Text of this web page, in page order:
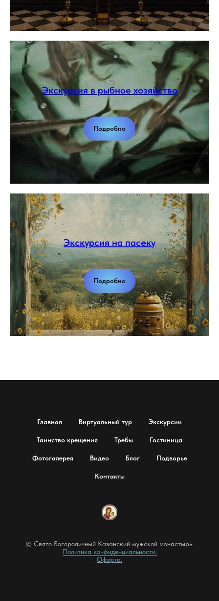
Экскурсия в рыбное хозяйство
Подробно
Экскурсия на пасеку
Подробно
Главная Виртуальный тур Экскурсии
Таинство крещения Требы Гостиница
Фотогалерея Видео Блог Подворье
Контакты
© Свято Богородичный Казанский мужской монастырь.
Политика конфиденциальности.
Оферта.